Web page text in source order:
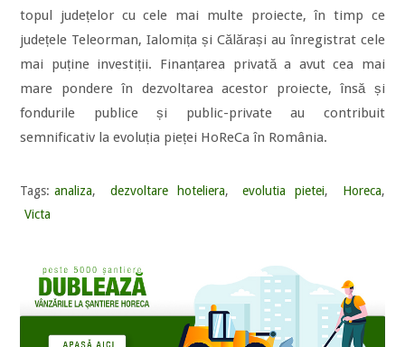
topul județelor cu cele mai multe proiecte, în timp ce
județele Teleorman, Ialomița și Călărași au înregistrat cele
mai puține investiții. Finanțarea privată a avut cea mai
mare pondere în dezvoltarea acestor proiecte, însă și
fondurile publice și public-private au contribuit
semnificativ la evoluția pieței HoReCa în România.
Tags: analiza, dezvoltare hoteliera, evolutia pietei, Horeca,
Victa